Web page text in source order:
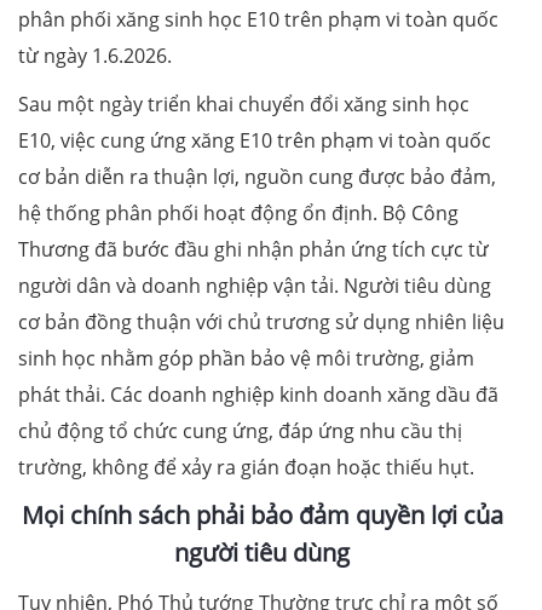
phân phối xăng sinh học E10 trên phạm vi toàn quốc
từ ngày 1.6.2026.
Sau một ngày triển khai chuyển đổi xăng sinh học
E10, việc cung ứng xăng E10 trên phạm vi toàn quốc
cơ bản diễn ra thuận lợi, nguồn cung được bảo đảm,
hệ thống phân phối hoạt động ổn định. Bộ Công
Thương đã bước đầu ghi nhận phản ứng tích cực từ
người dân và doanh nghiệp vận tải. Người tiêu dùng
cơ bản đồng thuận với chủ trương sử dụng nhiên liệu
sinh học nhằm góp phần bảo vệ môi trường, giảm
phát thải. Các doanh nghiệp kinh doanh xăng dầu đã
chủ động tổ chức cung ứng, đáp ứng nhu cầu thị
trường, không để xảy ra gián đoạn hoặc thiếu hụt.
Mọi chính sách phải bảo đảm quyền lợi của
người tiêu dùng
Tuy nhiên, Phó Thủ tướng Thường trực chỉ ra một số